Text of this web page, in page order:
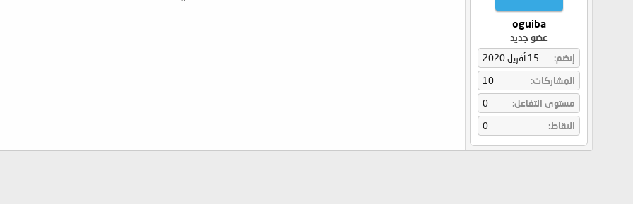
oguiba
عضو جديد
إنضم
15 أفريل 2020
المشاركات
10
مستوى التفاعل
0
النقاط
0